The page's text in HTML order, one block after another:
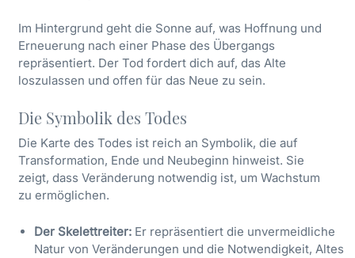
Im Hintergrund geht die Sonne auf, was Hoffnung und
Erneuerung nach einer Phase des Übergangs
repräsentiert. Der Tod fordert dich auf, das Alte
loszulassen und offen für das Neue zu sein.
Die Symbolik des Todes
Die Karte des Todes ist reich an Symbolik, die auf
Transformation, Ende und Neubeginn hinweist. Sie
zeigt, dass Veränderung notwendig ist, um Wachstum
zu ermöglichen.
Der Skelettreiter: Er repräsentiert die unvermeidliche
Natur von Veränderungen und die Notwendigkeit, Altes